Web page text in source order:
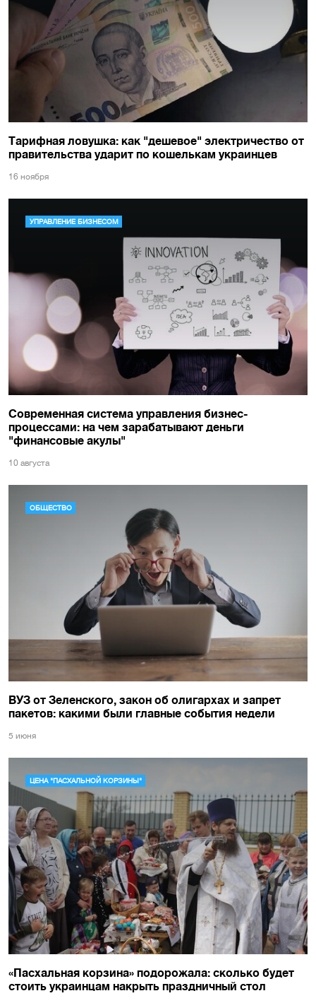
Тарифная ловушка: как "дешевое" электричество от
правительства ударит по кошелькам украинцев
16 ноября
УПРАВЛЕНИЕ БИЗНЕСОМ
Современная система управления бизнес-
процессами: на чем зарабатывают деньги
"финансовые акулы"
10 августа
ОБЩЕСТВО
ВУЗ от Зеленского, закон об олигархах и запрет
пакетов: какими были главные события недели
5 июня
ЦЕНА "ПАСХАЛЬНОЙ КОРЗИНЫ"
«Пасхальная корзина» подорожала: сколько будет
стоить украинцам накрыть праздничный стол